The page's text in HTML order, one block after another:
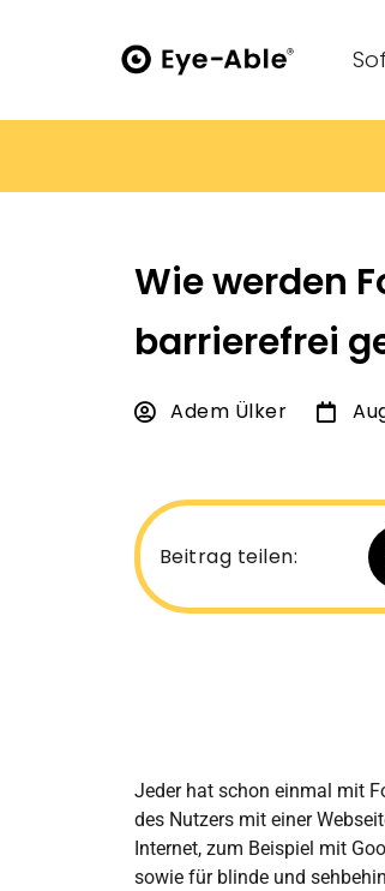
Wie werden
barrierefrei
Adem Ülker
Beitrag teilen:
Jeder hat schon einmal mit
des Nutzers mit einer
Internet, zum Beispiel mit
sowie für blinde und